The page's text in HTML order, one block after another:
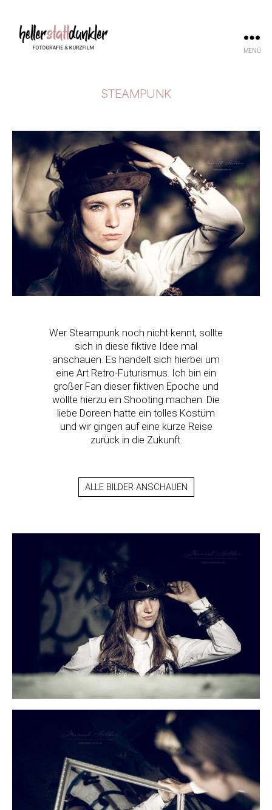
MENÜ
Kategorien
STEAMPUNK
Wer Steampunk noch nicht kennt, sollte
sich in diese fiktive Idee mal
anschauen. Es handelt sich hierbei um
eine Art Retro-Futurismus. Ich bin ein
großer Fan dieser fiktiven Epoche und
wollte hierzu ein Shooting machen. Die
liebe Doreen hatte ein tolles Kostüm
und wir gingen auf eine kurze Reise
zurück in die Zukunft.
ALLE BILDER ANSCHAUEN